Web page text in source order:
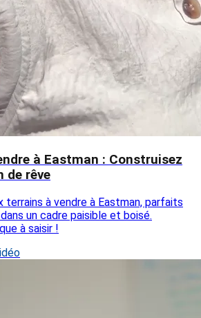
à Eastman : Construisez
de rêve
terrains à vendre à Eastman, parfaits
un cadre paisible et boisé.
à saisir !